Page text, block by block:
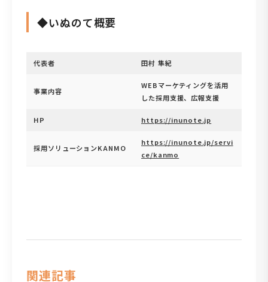
◆いぬのて概要
代表者 田村 隼紀
事業内容
WEBマーケティングを活用
した採用支援、広報支援
HP https://inunote.jp
採用ソリューションKANMO
https://inunote.jp/servi
ce/kanmo
関連記事